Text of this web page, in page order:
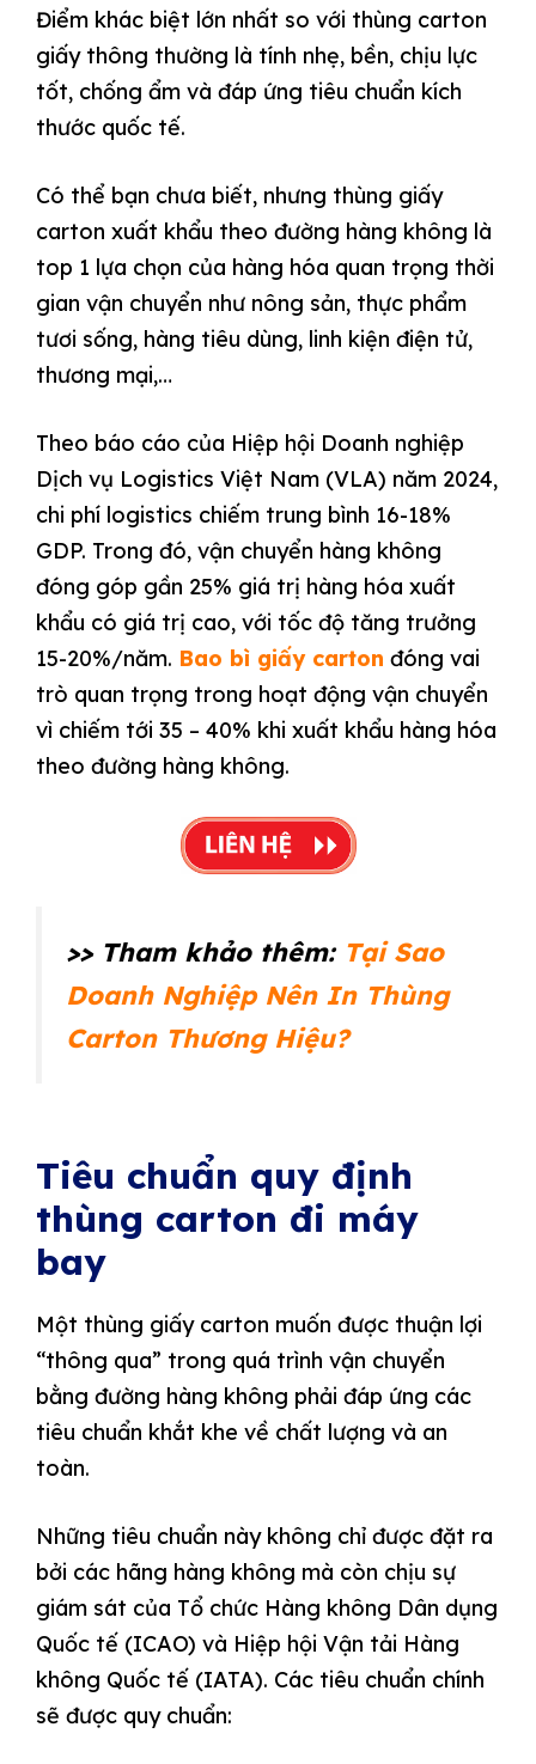
Điểm khác biệt lớn nhất so với thùng carton
giấy thông thường là tính nhẹ, bền, chịu lực
tốt, chống ẩm và đáp ứng tiêu chuẩn kích
thước quốc tế.
Có thể bạn chưa biết, nhưng thùng giấy
carton xuất khẩu theo đường hàng không là
top 1 lựa chọn của hàng hóa quan trọng thời
gian vận chuyển như nông sản, thực phẩm
tươi sống, hàng tiêu dùng, linh kiện điện tử,
thương mại,…
Theo báo cáo của Hiệp hội Doanh nghiệp
Dịch vụ Logistics Việt Nam (VLA) năm 2024,
chi phí logistics chiếm trung bình 16-18%
GDP. Trong đó, vận chuyển hàng không
đóng góp gần 25% giá trị hàng hóa xuất
khẩu có giá trị cao, với tốc độ tăng trưởng
15-20%/năm. Bao bì giấy carton đóng vai
trò quan trọng trong hoạt động vận chuyển
vì chiếm tới 35 – 40% khi xuất khẩu hàng hóa
theo đường hàng không.
>> Tham khảo thêm: Tại Sao
Doanh Nghiệp Nên In Thùng
Carton Thương Hiệu?
Tiêu chuẩn quy định
thùng carton đi máy
bay
Một thùng giấy carton muốn được thuận lợi
“thông qua” trong quá trình vận chuyển
bằng đường hàng không phải đáp ứng các
tiêu chuẩn khắt khe về chất lượng và an
toàn.
Những tiêu chuẩn này không chỉ được đặt ra
bởi các hãng hàng không mà còn chịu sự
giám sát của Tổ chức Hàng không Dân dụng
Quốc tế (ICAO) và Hiệp hội Vận tải Hàng
không Quốc tế (IATA). Các tiêu chuẩn chính
sẽ được quy chuẩn: